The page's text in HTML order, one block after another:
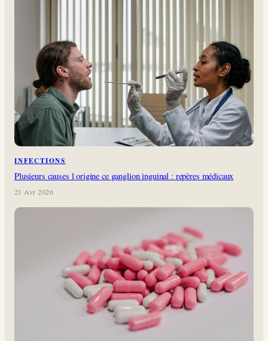
INFECTIONS
Plusieurs causes l origine ce ganglion inguinal : repères médicaux
21 Avr 2026